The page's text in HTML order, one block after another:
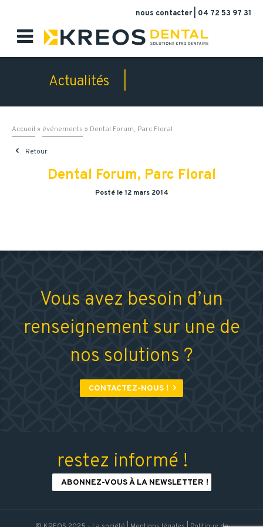
nous contacter 04 72 53 97 31

Actualités |
Accueil » événements » Dental Forum, Parc Floral
 Retour
Dental Forum, Parc Floral
Posté le 12 mars 2014
Vous avez besoin d’un
renseignement sur une de
nos solutions ?
CONTACTEZ-NOUS ! 
restez informé !
ABONNEZ-VOUS À LA NEWSLETTER !